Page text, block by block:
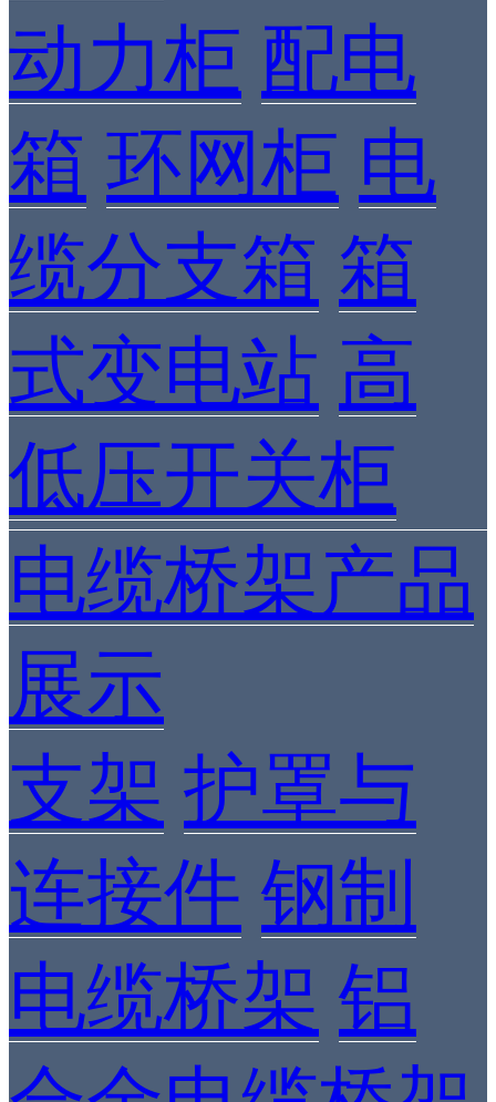
动力柜 配电
箱 环网柜 电
缆分支箱 箱
式变电站 高
低压开关柜
电缆桥架产品
展示
支架 护罩与
连接件 钢制
电缆桥架 铝